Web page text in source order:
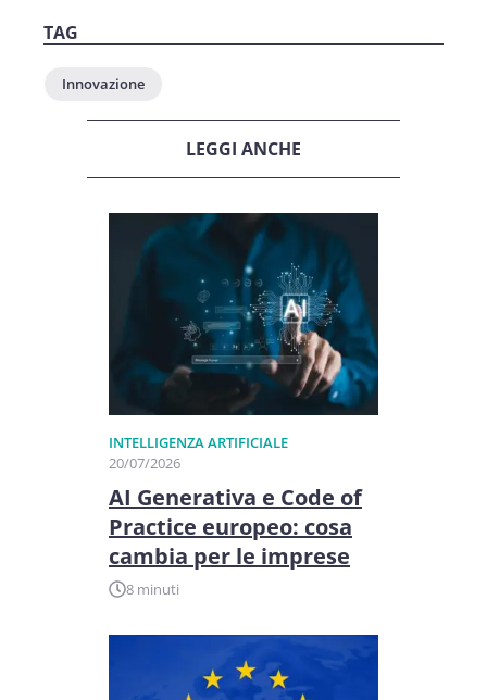
TAG
Innovazione
LEGGI ANCHE
INTELLIGENZA ARTIFICIALE
20/07/2026
AI Generativa e Code of
Practice europeo: cosa
cambia per le imprese
8 minuti